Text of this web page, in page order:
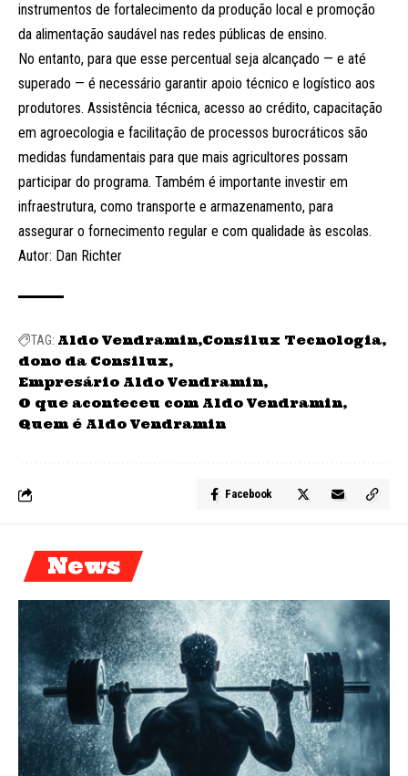
instrumentos de fortalecimento da produção local e promoção
da alimentação saudável nas redes públicas de ensino.
No entanto, para que esse percentual seja alcançado — e até
superado — é necessário garantir apoio técnico e logístico aos
produtores. Assistência técnica, acesso ao crédito, capacitação
em agroecologia e facilitação de processos burocráticos são
medidas fundamentais para que mais agricultores possam
participar do programa. Também é importante investir em
infraestrutura, como transporte e armazenamento, para
assegurar o fornecimento regular e com qualidade às escolas.
Autor: Dan Richter
TAG: Aldo Vendramin Consilux Tecnologia
dono da Consilux
Empresário Aldo Vendramin
O que aconteceu com Aldo Vendramin
Quem é Aldo Vendramin
Facebook
News